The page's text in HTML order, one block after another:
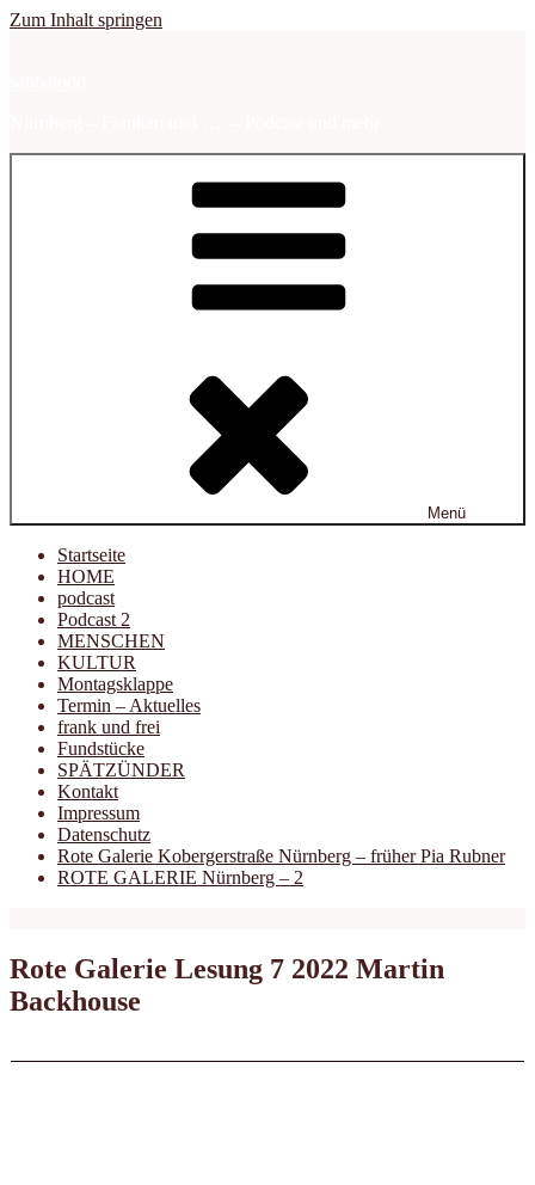
Zum Inhalt springen
Menü
Startseite
HOME
podcast
Podcast 2
MENSCHEN
KULTUR
Montagsklappe
Termin – Aktuelles
frank und frei
Fundstücke
SPÄTZÜNDER
Kontakt
Impressum
Datenschutz
Rote Galerie Kobergerstraße Nürnberg – früher Pia Rubner
ROTE GALERIE Nürnberg – 2
Rote Galerie Lesung 7 2022 Martin
Backhouse